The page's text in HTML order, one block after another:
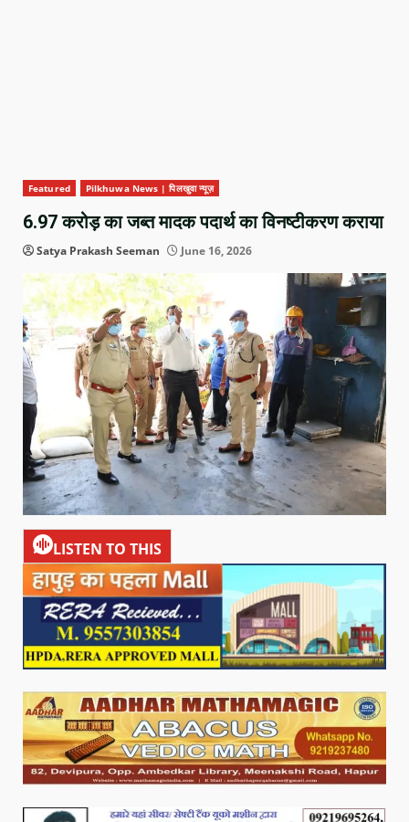
Featured Pilkhuwa News | पिलखुवा न्यूज़
6.97 करोड़ का जब्त मादक पदार्थ का विनष्टीकरण कराया
Satya Prakash Seeman June 16, 2026
LISTEN TO THIS